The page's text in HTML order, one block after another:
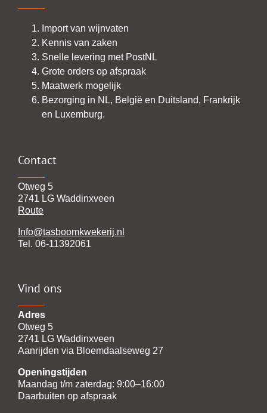
Import van wijnvaten
Kennis van zaken
Snelle levering met PostNL
Grote orders op afspraak
Maatwerk mogelijk
Bezorging in NL, België en Duitsland, Frankrijk
en Luxemburg.
Contact
Otweg 5
2741 LG Waddinxveen
Route
Info@tasboomkwekerij.nl
Tel. 06-11392061
Vind ons
Adres
Otweg 5
2741 LG Waddinxveen
Aanrijden via Bloemdaalseweg 27
Openingstijden
Maandag t/m zaterdag: 9:00–16:00
Daarbuiten op afspraak